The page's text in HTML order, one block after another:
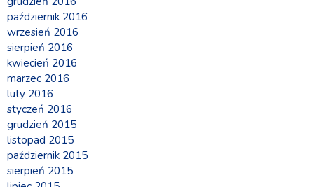
październik 2016
wrzesień 2016
sierpień 2016
kwiecień 2016
marzec 2016
luty 2016
styczeń 2016
grudzień 2015
listopad 2015
październik 2015
sierpień 2015